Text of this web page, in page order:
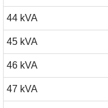
44 kVA
45 kVA
46 kVA
47 kVA